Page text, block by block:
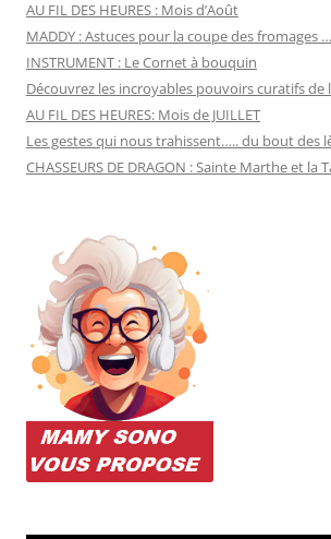
AU FIL DES HEURES : Mois d’Août
MADDY : Astuces pour la coupe des fromages
INSTRUMENT : Le Cornet à bouquin
Découvrez les incroyables pouvoirs curatifs de
AU FIL DES HEURES: Mois de JUILLET
Les gestes qui nous trahissent….. du bout des
CHASSEURS DE DRAGON : Sainte Marthe et la